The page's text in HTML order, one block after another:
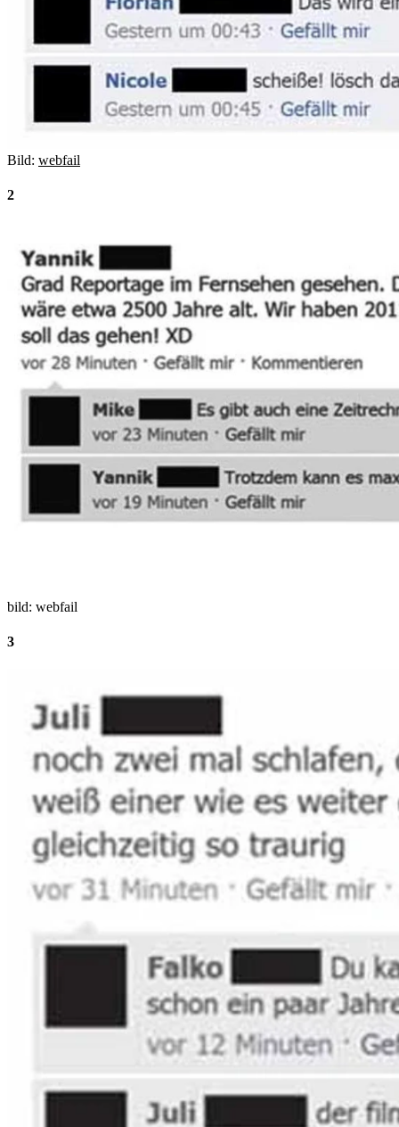
Bild: webfail
2
bild: webfail
3